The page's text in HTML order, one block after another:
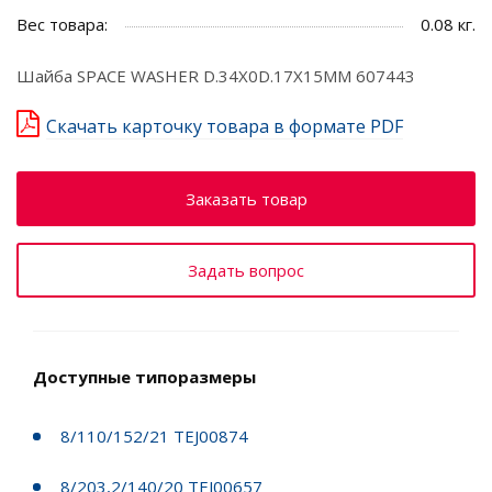
Вес товара: 0.08 кг.
Шайба SPACE WASHER D.34X0D.17X15MM 607443
Скачать карточку товара в формате PDF
Заказать товар
Задать вопрос
Доступные типоразмеры
8/110/152/21 TEJ00874
8/203,2/140/20 TEJ00657